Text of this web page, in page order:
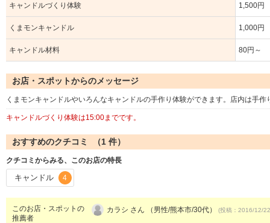
キャンドルづくり体験 1,500円
くまモンキャンドル 1,000円
キャンドル材料 80円～
お店・スポットからのメッセージ
くまモンキャンドルやいろんなキャンドルの手作り体験ができます。店内は手
キャンドルづくり体験は15:00までです。
おすすめのクチコミ （1 件）
クチコミからみる、このお店の特長
キャンドル 4
このお店・スポットの
推薦者
カラシ さん （男性/熊本市/30代） (投稿：2016/12/